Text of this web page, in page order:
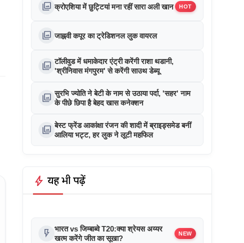
photo_library क्रोएशिया में छुट्टियां मना रहीं सारा अली खान HOT
photo_library जाह्नवी कपूर का ट्रेडिशनल लुक वायरल
photo_library टॉलीवुड में धमाकेदार एंट्री करेंगी राशा थडानी,
'श्रीनिवास मंगपुरम' से करेंगी साउथ डेब्यू
photo_library सुरभि ज्योति ने बेटी के नाम से उठाया पर्दा, 'सहर' नाम
के पीछे छिपा है बेहद खास कनेक्शन
photo_library बेस्ट फ्रेंड आकांक्षा रंजन की शादी में ब्राइड्समेड बनीं
आलिया भट्ट, हर लुक ने लूटी महफिल
bolt यह भी पढ़ें
flash_on भारत vs जिम्बाब्वे T20:क्या श्रेयस अय्यर
खत्म करेंगे जीत का सूखा?
NEW